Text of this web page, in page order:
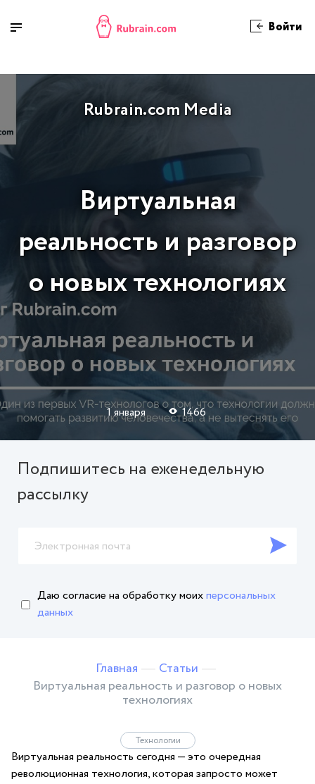
Войти
Rubrain.com Media
Виртуальная
реальность и разговор
о новых технологиях
1 января 1466
Подпишитесь на еженедельную
рассылку
Даю согласие на обработкумоихперсональных
данных
Главная
Статьи
Виртуальная реальность и разговор о новых
технологиях
Технологии
Виртуальная реальность сегодня — это очередная
революционная технология, которая запросто может